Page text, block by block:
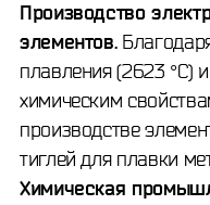
Производство
элементов.
плавления (2623 °C)
химическим
производстве
тиглей для плавки
Химическая